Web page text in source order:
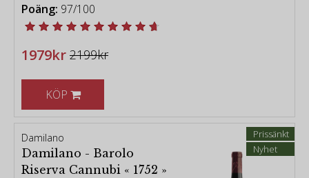
Poäng: 97/100
1979kr 2199kr
KÖP
Prissänkt
Nyhet
Damilano
Damilano - Barolo
Riserva Cannubi « 1752 »